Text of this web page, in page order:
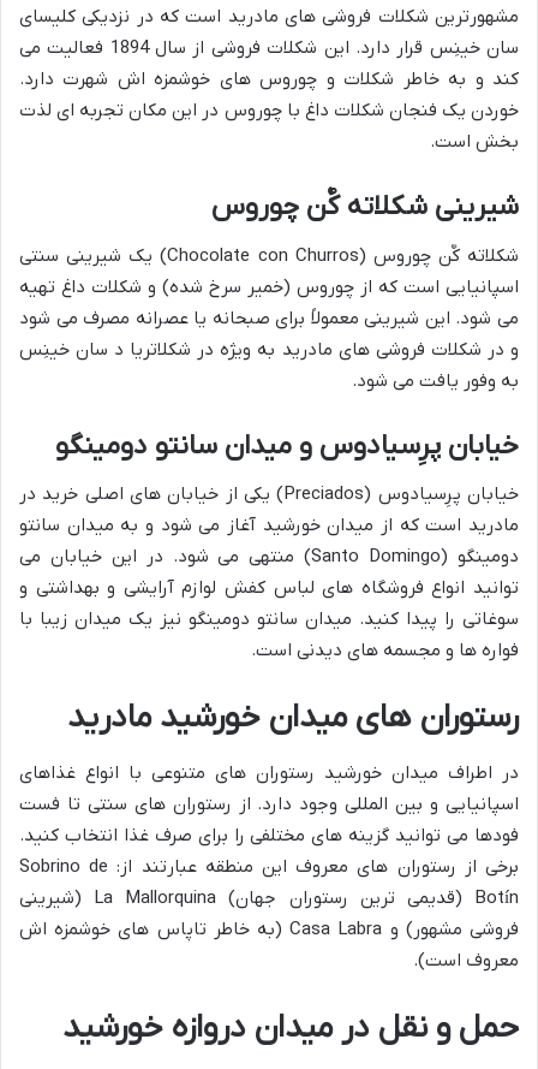
مشهورترین شکلات فروشی های مادرید است که در نزدیکی کلیسای
سان خینِس قرار دارد. این شکلات فروشی از سال 1894 فعالیت می
کند و به خاطر شکلات و چوروس های خوشمزه اش شهرت دارد.
خوردن یک فنجان شکلات داغ با چوروس در این مکان تجربه ای لذت
بخش است.
شیرینی شکلاته کٌن چوروس
شکلاته کٌن چوروس (Chocolate con Churros) یک شیرینی سنتی
اسپانیایی است که از چوروس (خمیر سرخ شده) و شکلات داغ تهیه
می شود. این شیرینی معمولاً برای صبحانه یا عصرانه مصرف می شود
و در شکلات فروشی های مادرید به ویژه در شکلاتریا د سان خینِس
به وفور یافت می شود.
خیابان پرِسیادوس و میدان سانتو دومینگو
خیابان پرِسیادوس (Preciados) یکی از خیابان های اصلی خرید در
مادرید است که از میدان خورشید آغاز می شود و به میدان سانتو
دومینگو (Santo Domingo) منتهی می شود. در این خیابان می
توانید انواع فروشگاه های لباس کفش لوازم آرایشی و بهداشتی و
سوغاتی را پیدا کنید. میدان سانتو دومینگو نیز یک میدان زیبا با
فواره ها و مجسمه های دیدنی است.
رستوران های میدان خورشید مادرید
در اطراف میدان خورشید رستوران های متنوعی با انواع غذاهای
اسپانیایی و بین المللی وجود دارد. از رستوران های سنتی تا فست
فودها می توانید گزینه های مختلفی را برای صرف غذا انتخاب کنید.
برخی از رستوران های معروف این منطقه عبارتند از: Sobrino de
Botín (قدیمی ترین رستوران جهان) La Mallorquina (شیرینی
فروشی مشهور) و Casa Labra (به خاطر تاپاس های خوشمزه اش
معروف است).
حمل و نقل در میدان دروازه خورشید